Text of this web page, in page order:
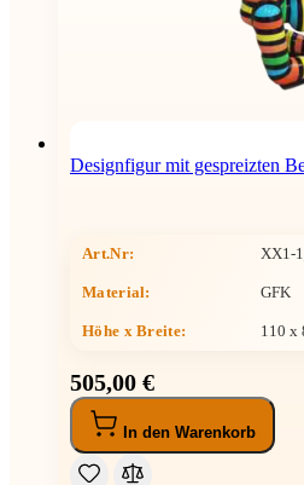
Designfigur mit gespreizten
Art.Nr: XX1-
Material: GFK
Höhe x Breite: 110 x
505,00 €
In den Warenkorb